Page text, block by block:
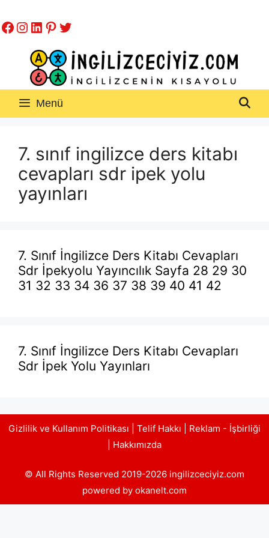
atla
Facebook
Instagram
LinkedIn
Pinterest
Twitter
Menü
7. sınıf ingilizce ders kitabı
cevapları sdr ipek yolu
yayınları
7. Sınıf İngilizce Ders Kitabı Cevapları
Sdr İpekyolu Yayıncılık Sayfa 28 29 30
31 32 33 34 36 37 38 39 40 41 42
7. Sınıf İngilizce Ders Kitabı Cevapları
Sdr İpek Yolu Yayınları
Gizlilik ve Kullanım Politikası Telif Hakkı
Reklam - İşbirliği
Hakkımızda
© All Rights Reserved 2019-2026 ingilizceciyiz.com
powered by okanelt.com